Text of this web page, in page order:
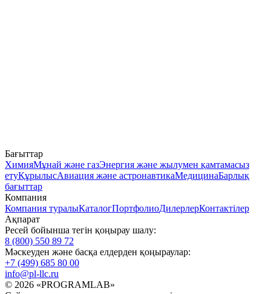
Бағыттар
ХимияМұнай және газЭнергия және жылумен қамтамасыз
етуҚұрылысАвиация және астронавтикаМедицинаБарлық
бағыттар
Компания
Компания туралыКаталогПортфолиоДилерлерКонтактілер
Ақпарат
Ресей бойынша тегін қоңырау шалу:
8 (800) 550 89 72
Мәскеуден және басқа елдерден қоңыраулар:
+7 (499) 685 80 00
info@pl-llc.ru
© 2026 «PROGRAMLAB»